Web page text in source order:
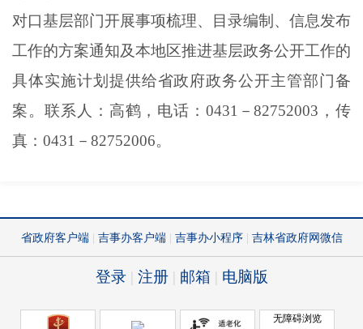
对口基层部门开展事项梳理、目录编制、信息发布
工作的方案通知及本地区推进基层政务公开工作的
具体实施计划提供给省政府政务公开主管部门备
案。联系人：高鹤，电话：0431－82752003，传
真：0431－82752006。